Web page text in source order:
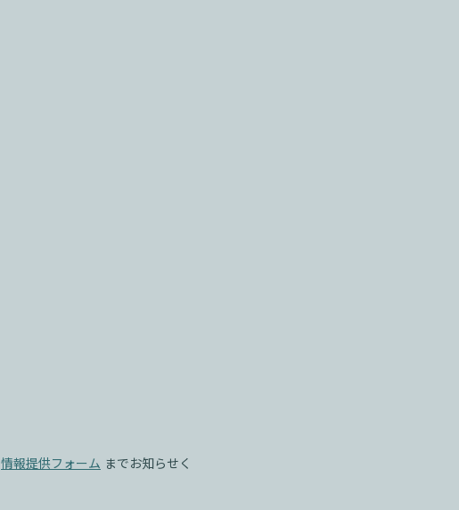
情報提供フォーム までお知らせく